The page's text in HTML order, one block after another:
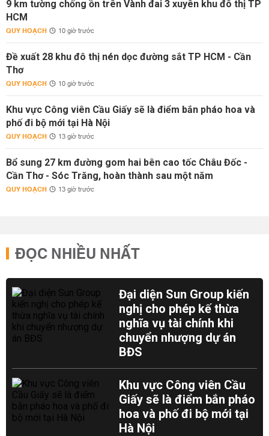
9 km tường chống ồn trên Vành đai 3 xuyên khu đô thị TP
HCM
QUY HOẠCH 10 giờ trước
Đề xuất 28 khu đô thị nén dọc đường sắt TP HCM - Cần
Thơ
QUY HOẠCH 10 giờ trước
Khu vực Công viên Cầu Giấy sẽ là điểm bắn pháo hoa và
phố đi bộ mới tại Hà Nội
QUY HOẠCH 13 giờ trước
Bổ sung 27 km đường gom hai bên cao tốc Châu Đốc -
Cần Thơ - Sóc Trăng, hoàn thành sau một năm
QUY HOẠCH 13 giờ trước
ĐỌC NHIỀU NHẤT
Đại diện Sun Group kiến
nghị cho phép kế thừa
nghĩa vụ tài chính khi
chuyển nhượng dự án
BĐS
Khu vực Công viên Cầu
Giấy sẽ là điểm bắn pháo
hoa và phố đi bộ mới tại
Hà Nội